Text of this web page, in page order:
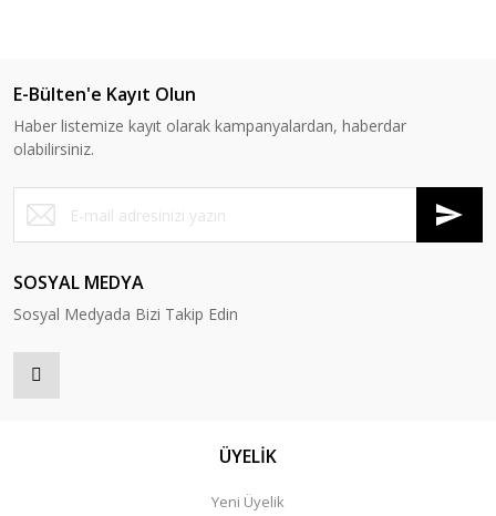
E-Bülten'e Kayıt Olun
Haber listemize kayıt olarak kampanyalardan, haberdar
olabilirsiniz.
SOSYAL MEDYA
Sosyal Medyada Bizi Takip Edin
ÜYELİK
Yeni Üyelik